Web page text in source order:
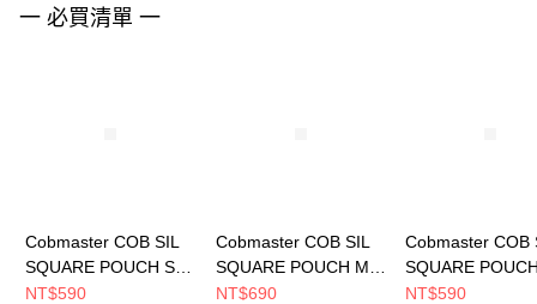
請求用戶進行身份認證。
５．嚴禁一人註冊多個帳號或使用他人資訊註冊。若發現惡意使用之情形，
一 必買清單 一
Cobmaster COB SIL
SQUARE POUCH S
小包 Yellow
NT$590
Cobmaster COB SIL
SQUARE POUCH M
小包 Purple
NT$690
Cobmaster COB
SQUARE
小包 Purple
NT$590